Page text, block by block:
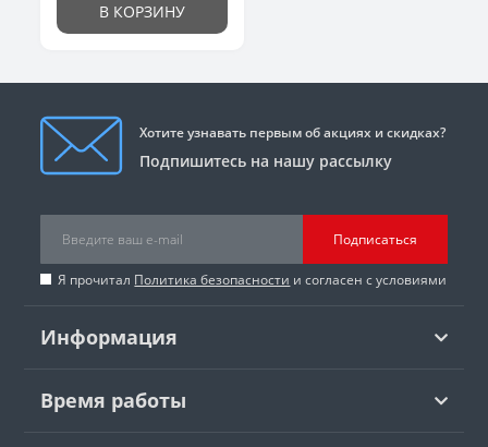
В КОРЗИНУ
Хотите узнавать первым об акциях и скидках?
Подпишитесь на нашу рассылку
Подписаться
Я прочитал Политика безопасности и согласен с условиями
Информация
Время работы